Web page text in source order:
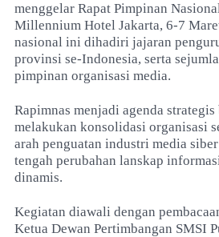
menggelar Rapat Pimpinan
Millennium Hotel Jakarta, 6-7
nasional ini dihadiri jajaran
provinsi se-Indonesia, serta
pimpinan organisasi media.
Rapimnas menjadi agenda
melakukan konsolidasi organisasi
arah penguatan industri media
tengah perubahan lanskap
dinamis.
Kegiatan diawali dengan
Ketua Dewan Pertimbangan SMSI